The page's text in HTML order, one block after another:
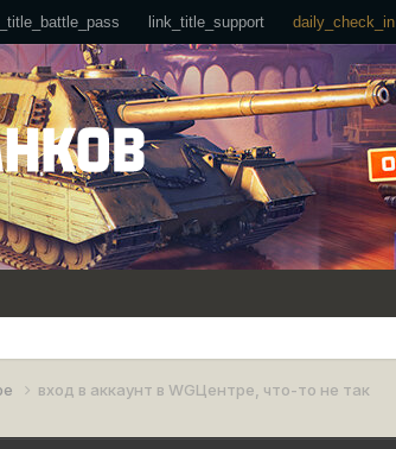
link_title_support daily_check_in
вход в аккаунт в WGЦентре, что-то не так